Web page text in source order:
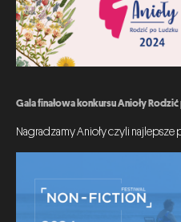
Gala finałowa konkursu Anioły
Nagradzamy Anioły czyli najlepsze